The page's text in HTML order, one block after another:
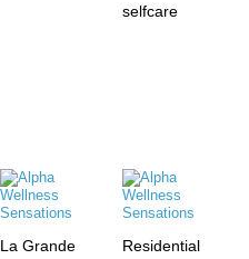
selfcare
La Grande
Residential